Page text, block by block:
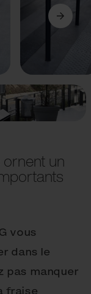
un
vous
dans le
pas manquer
fraise